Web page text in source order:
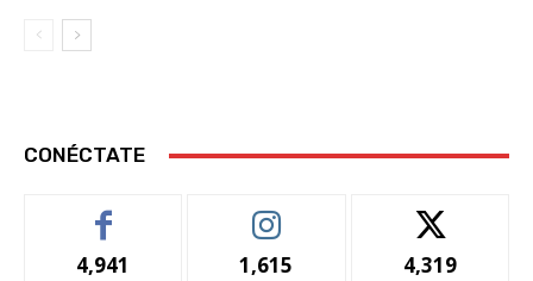
CONÉCTATE
4,941 1,615 4,319